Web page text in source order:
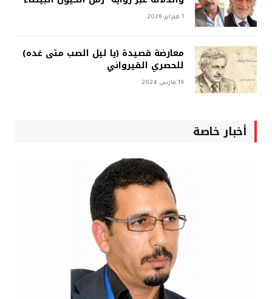
1 فبراير 2026
معارضة قصيدة (يا ليل الصب متى غده)
للحصري القيرواني
19 مارس 2024
أخبار خاصة